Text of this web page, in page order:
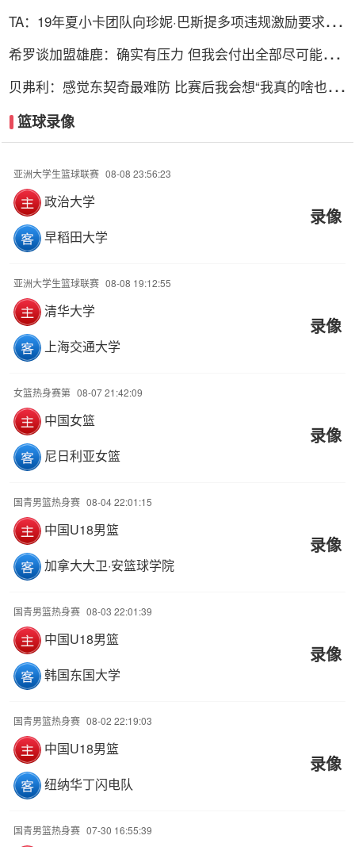
TA：19年夏小卡团队向珍妮·巴斯提多项违规激励要求 但
希罗谈加盟雄鹿：确实有压力 但我会付出全部尽可能多
贝弗利：感觉东契奇最难防 比赛后我会想“我真的啥也做
篮球录像
亚洲大学生篮球联赛 08-08 23:56:23
政治大学
早稻田大学
录像
亚洲大学生篮球联赛 08-08 19:12:55
清华大学
上海交通大学
录像
女篮热身赛第 08-07 21:42:09
中国女篮
尼日利亚女篮
录像
国青男篮热身赛 08-04 22:01:15
中国U18男篮
加拿大大卫·安篮球学院
录像
国青男篮热身赛 08-03 22:01:39
中国U18男篮
韩国东国大学
录像
国青男篮热身赛 08-02 22:19:03
中国U18男篮
纽纳华丁闪电队
录像
国青男篮热身赛 07-30 16:55:39